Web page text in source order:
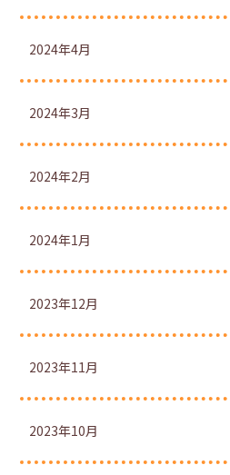
2024年4月
2024年3月
2024年2月
2024年1月
2023年12月
2023年11月
2023年10月